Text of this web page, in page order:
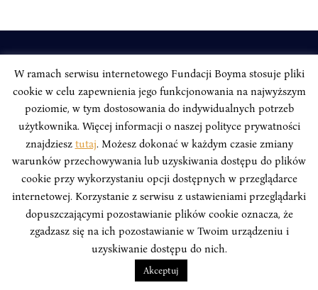
INSTYTUT BOYMA / Asian Century
Adres korespondencyjny: ul. Freta 11/5, 00-027 Warszawa
Odwiedź nas w mediach społecznościowych:
INSTYTUT BOYMA. WSZELKIE PRAWA ZASTRZEŻONE.Polityka
Prywatności Serwisu
Polityka Prywatności Fundacji
design Beata Świerczyńska, developmentAlan Głodek
W ramach serwisu internetowego Fundacji Boyma stosuje pliki
cookie w celu zapewnienia jego funkcjonowania na najwyższym
poziomie, w tym dostosowania do indywidualnych potrzeb
użytkownika. Więcej informacji o naszej polityce prywatności
znajdziesz tutaj. Możesz dokonać w każdym czasie zmiany
warunków przechowywania lub uzyskiwania dostępu do plików
cookie przy wykorzystaniu opcji dostępnych w przeglądarce
internetowej. Korzystanie z serwisu z ustawieniami przeglądarki
dopuszczającymi pozostawianie plików cookie oznacza, że
zgadzasz się na ich pozostawianie w Twoim urządzeniu i
uzyskiwanie dostępu do nich.
Akceptuj